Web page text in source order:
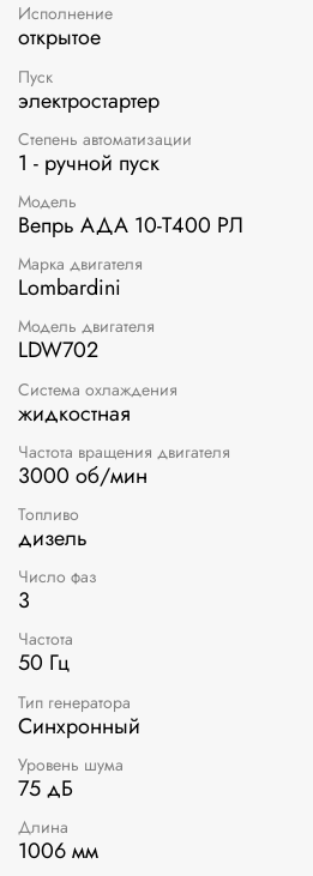
Исполнение
открытое
Пуск
электростартер
Степень автоматизации
1 - ручной пуск
Модель
Вепрь АДА 10-Т400 РЛ
Марка двигателя
Lombardini
Модель двигателя
LDW702
Система охлаждения
жидкостная
Частота вращения двигателя
3000 об/мин
Топливо
дизель
Число фаз
3
Частота
50 Гц
Тип генератора
Синхронный
Уровень шума
75 дБ
Длина
1006 мм